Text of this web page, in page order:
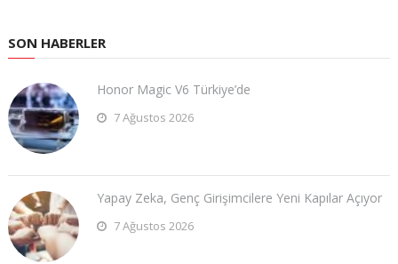
SON HABERLER
Honor Magic V6 Türkiye’de
7 Ağustos 2026
Yapay Zeka, Genç Girişimcilere Yeni Kapılar Açıyor
7 Ağustos 2026